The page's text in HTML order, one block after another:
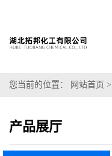
您当前的位置： 网站首页 >
产品展厅